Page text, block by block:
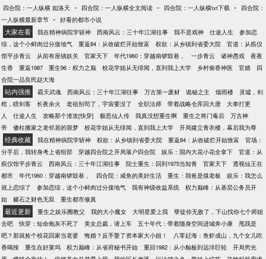
四合院：一人纵横 姒洛天 - 四合院：一人纵横全文阅读 - 四合院：一人纵横txt下载 -
四合院：
一人纵横最新章节 - 好看的都市小说
大家在看 我在精神病院学斩神 西南风云：三十年江湖往事 我不是戏神 仕途人生
参加恋
综，这个小鲜肉过分接地气
重返84：从收破烂开始致富 权欲：从乡镇到省委大院
官道：从殡仪
馆平步青云
从前有座镇妖关 官家天下 年代1960：穿越南锣鼓巷， 一步青云 诸神愚戏
夜夜
生香
重返1987 重生96：权力之巅 校花学姐从无绯闻，直到我上大学 乡村偷香神医 官婿
四
合院一品良民赵大海
站内强推 霸天武魂 西南风云：三十年江湖往事 万古第一废材 诡秘之主 烟雨楼
灵墟，剑
棺，瞎剑客
长夜余火 老祖别苟了，宇宙要没了 全职法师 带着战略仓库回大唐
大奉打更
人
仕途人生 攻略那个渣攻[快穿] 极恶仙人传 我真没想重生啊 重生之将门毒后
万古神
帝
傻柱搬家之老邻居的噩梦 校花学姐从无绯闻，直到我上大学 开局建立青衣楼，幕后我为尊
经典收藏 我在精神病院学斩神 权欲：从乡镇到省委大院 重返84：从收破烂开始致富
官场：
分手后，我转身考上省组部
穿越四合院之开局落户四合院 娱乐：国内大花小花全拿下
官道：从
殡仪馆平步青云
西南风云：三十年江湖往事 院士重生：回到1975当知青 官家天下
透视仙王在
都市
年代1960：穿越南锣鼓巷， 四合院：咸鱼的美好生活 重生：我爸是煤老板
娱乐：我怎么
就上恋综了
参加恋综，这个小鲜肉过分接地气 我有神级收益系统
权力巅峰：从基层公务员开
始
赌石之财色无双 重生都市修真
最近更新 重生之娱乐圈教父 我的大小魔女 大明星爱上我
孽徒你无敌了，下山找你七个师姐
去吧
快穿：短命炮灰不死了 美女总裁，请上车 五十年代：带着随身空间进城奔小康
甩我是
吧？那就捡个校花回家当老婆
悔婚？反手娶了资本家大小姐！
八零赶海：鱼虾成山，九个女儿吃
香喝辣
重生在好莱坞 权力巅峰：从省府秘书开始 重回1982：从小舢板到远洋巨轮
开局穷光